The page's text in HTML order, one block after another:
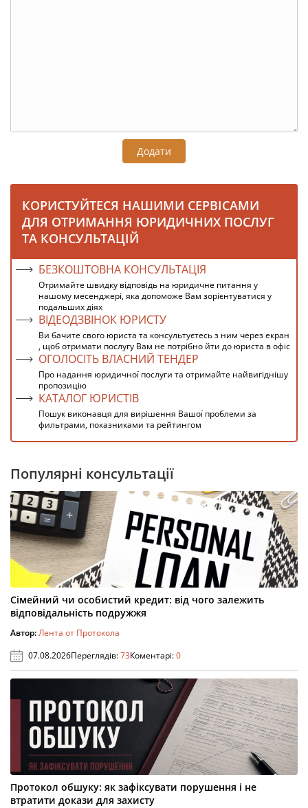
Додати
КОРИСТУЙТЕСЯ НАШИМИ СЕРВІСАМИ
ДЛЯ ОТРИМАННЯ ЮРИДИЧНИХ ПОСЛУГ
ТА КОНСУЛЬТАЦІЙ
БЕЗКОШТОВНА КОНСУЛЬТАЦІЯ
Отримайте швидку відповідь на юридичне питання у
нашому месенджері, яка допоможе Вам зорієнтуватися у
подальших діях
ВІДЕОДЗВІНОК ЮРИСТУ
Ви бачите свого юриста та консультуєтесь з ним через екран
, щоб отримати послугу Вам не потрібно йти до юриста в офіс
ОГОЛОСІТЬ ВЛАСНИЙ ТЕНДЕР
Про надання юридичної послуги та отримайте найвигіднішу
пропозицію
КАТАЛОГ ЮРИСТІВ
Пошук виконавця для вирішення Вашої проблеми за
фильтрами, показниками та рейтингом
Популярні консультації
Сімейний чи особистий кредит: від чого залежить
відповідальність подружжя
Автор:Лента от Протокола
07.08.2026Переглядів:73Коментарі:0
Протокол обшуку: як зафіксувати порушення і не
втратити докази для захисту